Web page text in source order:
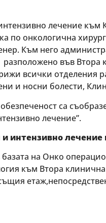
лечение
по онкологична
Към него
във Втора
всички отделения
и носни болести,
са
лечение”.
интензивно
на Онко
към Втора клинична